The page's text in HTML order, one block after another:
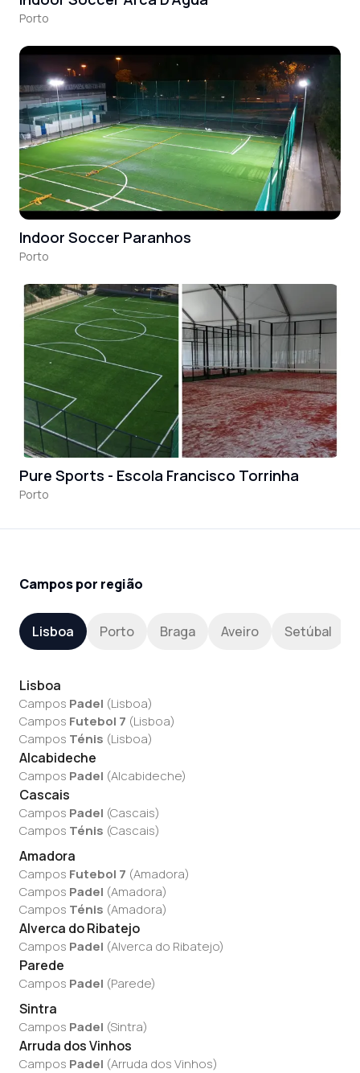
Porto
Indoor Soccer Paranhos
Porto
Pure Sports - Escola Francisco Torrinha
Porto
Campos por região
Lisboa Porto Braga Aveiro Setúbal
Lisboa
Campos Padel (Lisboa)
Campos Futebol 7 (Lisboa)
Campos Ténis (Lisboa)
Alcabideche
Campos Padel (Alcabideche)
Cascais
Campos Padel (Cascais)
Campos Ténis (Cascais)
Amadora
Campos Futebol 7 (Amadora)
Campos Padel (Amadora)
Campos Ténis (Amadora)
Alverca do Ribatejo
Campos Padel (Alverca do Ribatejo)
Parede
Campos Padel (Parede)
Sintra
Campos Padel (Sintra)
Arruda dos Vinhos
Campos Padel (Arruda dos Vinhos)